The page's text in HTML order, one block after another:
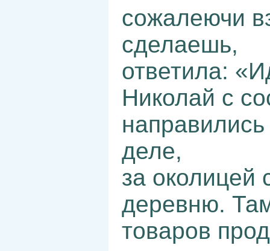
сожалеючи
сделаешь,
ответила:
Николай с
деле,
за околицей
деревню.
товаров